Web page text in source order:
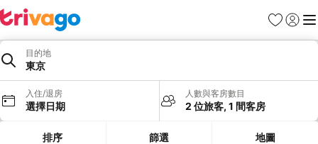
收藏夾
登入 選
目的地
東京
入住/退房
選擇日期
人數與客房數目
2 位旅客, 1 間客房
排序 篩選 地圖